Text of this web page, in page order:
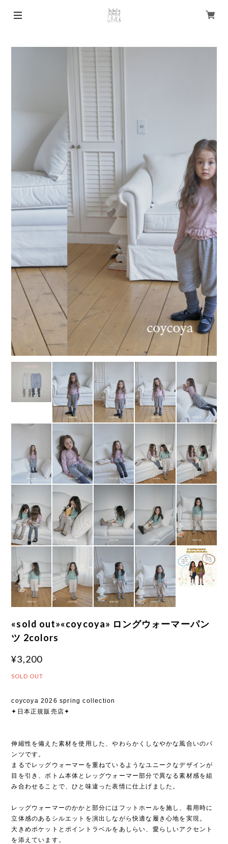
«sold out»«coycoya» ロングウォーマーパン
ツ 2colors
¥3,200
SOLD OUT
coycoya 2026 spring collection
✦日本正規販売店✦
伸縮性を備えた素材を使用した、やわらかくしなやかな風合いのパ
ンツです。
まるでレッグウォーマーを重ねているようなユニークなデザインが
目を引き、ボトム本体とレッグウォーマー部分で異なる素材感を組
み合わせることで、ひと味違った表情に仕上げました。
レッグウォーマーのかかと部分にはフットホールを施し、着用時に
立体感のあるシルエットを演出しながら快適な履き心地を実現。
大きめポケットとポイントラベルをあしらい、愛らしいアクセント
を添えています。